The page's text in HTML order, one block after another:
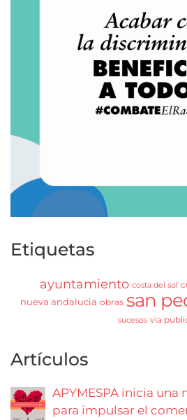
Etiquetas
ayuntamiento costa del sol
nueva andalucia obras san
sucesos via
Artículos
APYMESPA inicia una
para impulsar el